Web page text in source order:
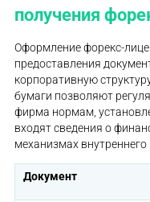
получения
Оформление форекс-
предоставления
корпоративную
бумаги позволяют
фирма нормам,
входят сведения о
механизмах
Документ